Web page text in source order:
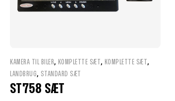
KAMERA TIL BILER, KOMPLETTE SÆT , KOMPLETTE SÆT ,
LANDBRUG, STANDARD SÆT
ST758 SÆT